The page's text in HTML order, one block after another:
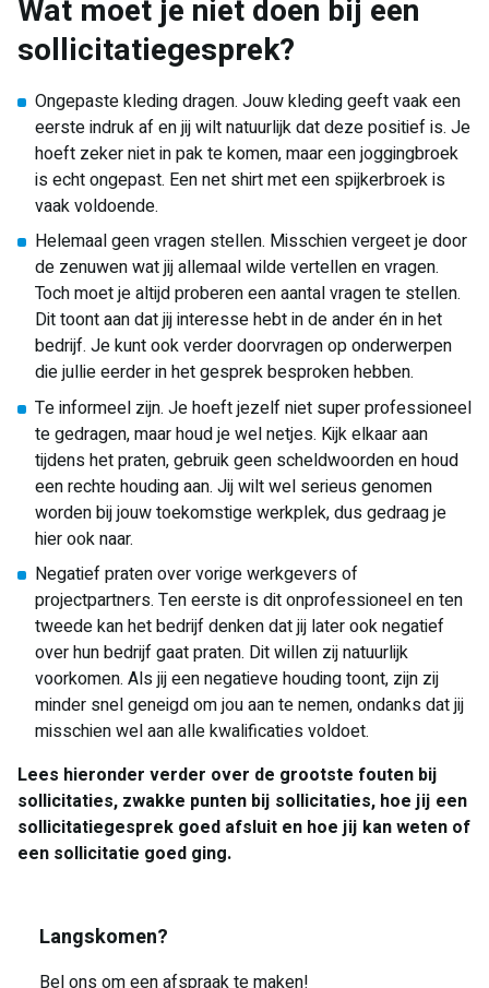
Wat moet je niet doen bij een
sollicitatiegesprek?
Ongepaste kleding dragen. Jouw kleding geeft vaak een
eerste indruk af en jij wilt natuurlijk dat deze positief is. Je
hoeft zeker niet in pak te komen, maar een joggingbroek
is echt ongepast. Een net shirt met een spijkerbroek is
vaak voldoende.
Helemaal geen vragen stellen. Misschien vergeet je door
de zenuwen wat jij allemaal wilde vertellen en vragen.
Toch moet je altijd proberen een aantal vragen te stellen.
Dit toont aan dat jij interesse hebt in de ander én in het
bedrijf. Je kunt ook verder doorvragen op onderwerpen
die jullie eerder in het gesprek besproken hebben.
Te informeel zijn. Je hoeft jezelf niet super professioneel
te gedragen, maar houd je wel netjes. Kijk elkaar aan
tijdens het praten, gebruik geen scheldwoorden en houd
een rechte houding aan. Jij wilt wel serieus genomen
worden bij jouw toekomstige werkplek, dus gedraag je
hier ook naar.
Negatief praten over vorige werkgevers of
projectpartners. Ten eerste is dit onprofessioneel en ten
tweede kan het bedrijf denken dat jij later ook negatief
over hun bedrijf gaat praten. Dit willen zij natuurlijk
voorkomen. Als jij een negatieve houding toont, zijn zij
minder snel geneigd om jou aan te nemen, ondanks dat jij
misschien wel aan alle kwalificaties voldoet.
Lees hieronder verder over de grootste fouten bij
sollicitaties, zwakke punten bij sollicitaties, hoe jij een
sollicitatiegesprek goed afsluit en hoe jij kan weten of
een sollicitatie goed ging.
Langskomen?
Bel ons om een afspraak te maken!